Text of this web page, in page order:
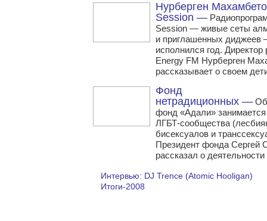
Нурберген
Session —
Session — живые сеты
и приглашенных диджеев
исполнился год. Директор
Energy FM Нурберген
рассказывает о своем
Фонд
нетрадиционных —
фонд «Адали»
ЛГБТ-сообщества
бисексуалов и
Президент фонда Сергей
рассказал о деятельности
Интервью: DJ Trence (Atomic Hooligan)
Итоги-2008